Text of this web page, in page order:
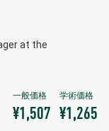
at the
¥1,507 ¥1,265